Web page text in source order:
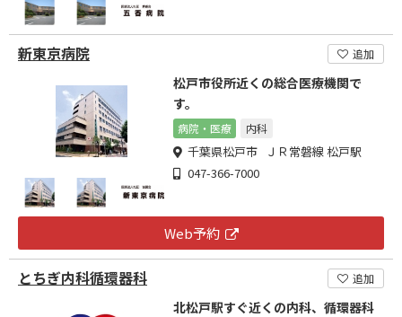
新東京病院 追加
松戸市役所近くの総合医療機関で
す。
病院・医療 内科
千葉県松戸市 ＪＲ常磐線 松戸駅
047-366-7000
Web予約
とちぎ内科循環器科 追加
北松戸駅すぐ近くの内科、循環器科